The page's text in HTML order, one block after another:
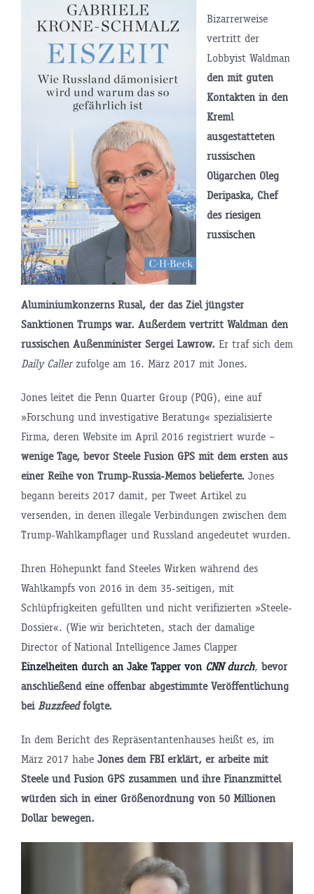
Bizarrerweise
vertritt der
Lobbyist Waldman
den mit guten
Kontakten in den
Kreml
ausgestatteten
russischen
Oligarchen Oleg
Deripaska, Chef
des riesigen
russischen
Aluminiumkonzerns Rusal, der das Ziel jüngster
Sanktionen Trumps war. Außerdem vertritt Waldman den
russischen Außenminister Sergei Lawrow. Er traf sich dem
Daily Callerzufolge am 16. März 2017 mit Jones.
Jones leitet die Penn Quarter Group (PQG), eine auf
»Forschung und investigative Beratung« spezialisierte
Firma, deren Website im April 2016 registriert wurde –
wenige Tage, bevor Steele Fusion GPS mit dem ersten aus
einer Reihe von Trump-Russia-Memos belieferte. Jones
begann bereits 2017 damit, per Tweet Artikel zu
versenden, in denen illegale Verbindungen zwischen dem
Trump-Wahlkampflager und Russland angedeutet wurden.
Ihren Höhepunkt fand Steeles Wirken während des
Wahlkampfs von 2016 in dem 35-seitigen, mit
Schlüpfrigkeiten gefüllten und nicht verifizierten »Steele-
Dossier«. (Wie wir berichteten, stach der damalige
Director of National Intelligence James Clapper
Einzelheiten durch an Jake Tapper von CNN durch, bevor
anschließend eine offenbar abgestimmte Veröffentlichung
bei Buzzfeedfolgte.
In dem Bericht des Repräsentantenhauses heißt es, im
März 2017 habe Jones dem FBI erklärt, er arbeite mit
Steele und Fusion GPS zusammen und ihre Finanzmittel
würden sich in einer Größenordnung von 50 Millionen
Dollar bewegen.